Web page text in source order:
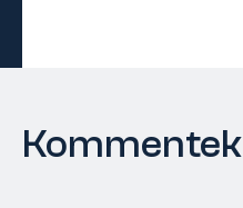
Kommentek